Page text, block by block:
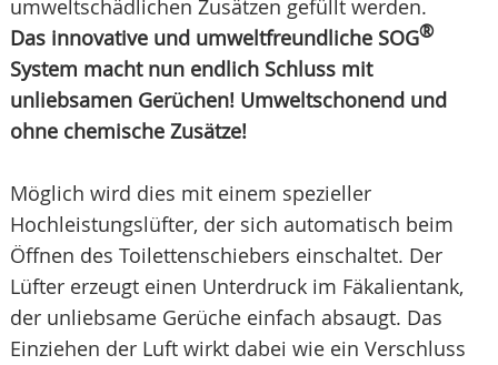
umweltschädlichen Zusätzen gefüllt werden.
Das innovative und umweltfreundliche SOG®
System macht nun endlich Schluss mit
unliebsamen Gerüchen! Umweltschonend und
ohne chemische Zusätze!
Möglich wird dies mit einem spezieller
Hochleistungslüfter, der sich automatisch beim
Öffnen des Toilettenschiebers einschaltet. Der
Lüfter erzeugt einen Unterdruck im Fäkalientank,
der unliebsame Gerüche einfach absaugt. Das
Einziehen der Luft wirkt dabei wie ein Verschluss